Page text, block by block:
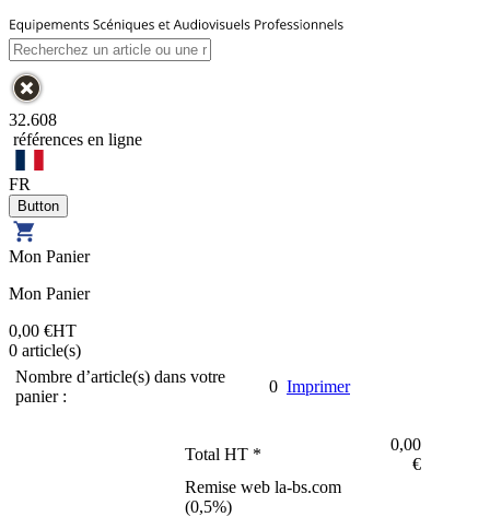
32.608
références en ligne
FR
Mon Panier
Mon Panier
0,00 €HT
0 article(s)
Nombre d’article(s) dans votre
panier :
0 Imprimer
Total HT *
0,00
€
Remise web la-bs.com
(0,5%)